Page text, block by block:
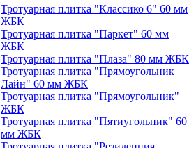
Тротуарная плитка "Классико 6" 60 мм
ЖБК
Тротуарная плитка "Паркет" 60 мм
ЖБК
Тротуарная плитка "Плаза" 80 мм ЖБК
Тротуарная плитка "Прямоугольник
Лайн" 60 мм ЖБК
Тротуарная плитка "Прямоугольник"
ЖБК
Тротуарная плитка "Пятиугольник" 60
мм ЖБК